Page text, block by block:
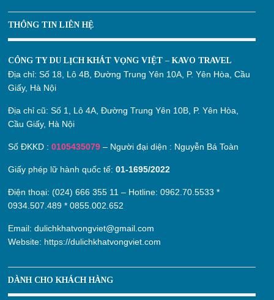
THÔNG TIN LIÊN HỆ
CÔNG TY DU LỊCH KHÁT VỌNG VIỆT – KAVO TRAVEL
Địa chỉ:Số 18, Lô 4B, Đường Trung Yên 10A, P. Yên Hòa, Cầu
Giấy, Hà Nội
Địa chỉ cũ:Số 1, Lô 4A, Đường Trung Yên 10B, P. Yên Hòa,
Cầu Giấy, Hà Nội
Số ĐKKD :0105435079 – Người đại diện : Nguyễn Bá Toàn
Giấy phép lữ hành quốc tế:01-1695/2022
Điện thoại: (024) 666 355 11 – Hotline:0962.70.5533 *
0934.507.489 *0855.002.652
Email:dulichkhatvongviet@gmail.com
Website: https://dulichkhatvongviet.com
DÀNH CHO KHÁCH HÀNG